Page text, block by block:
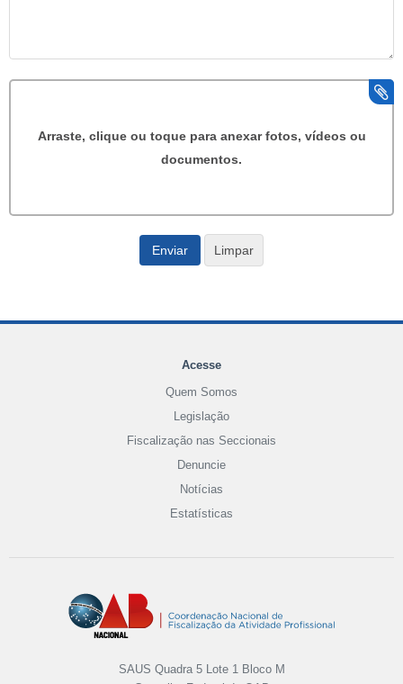
Arraste, clique ou toque para anexar fotos, vídeos ou
documentos.
Enviar Limpar
Acesse
Quem Somos
Legislação
Fiscalização nas Seccionais
Denuncie
Notícias
Estatísticas
SAUS Quadra 5 Lote 1 Bloco M